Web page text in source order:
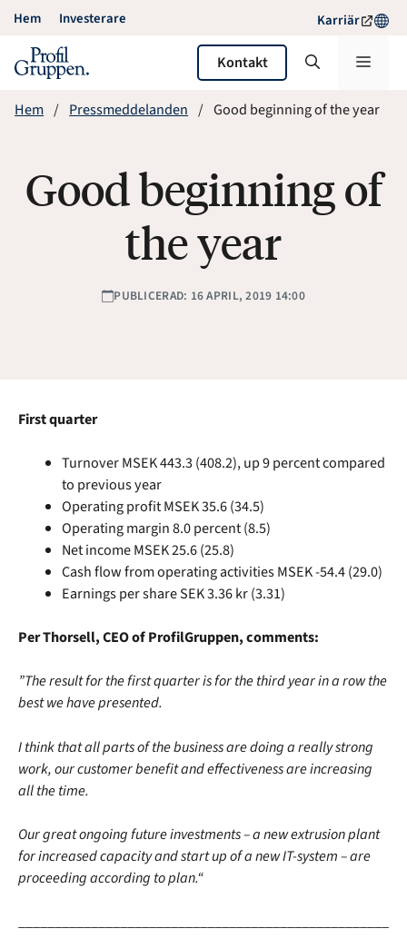
Hoppa
innehåll
Hem Investerare Karriär
Kontakt Meny
Hem Pressmeddelanden Good beginning of the year
Good beginning of
the year
PUBLICERAD: 16 APRIL, 2019 14:00
First quarter
Turnover MSEK 443.3 (408.2), up 9 percent compared
to previous year
Operating profit MSEK 35.6 (34.5)
Operating margin 8.0 percent (8.5)
Net income MSEK 25.6 (25.8)
Cash flow from operating activities MSEK -54.4 (29.0)
Earnings per share SEK 3.36 kr (3.31)
Per Thorsell, CEO of ProfilGruppen, comments:
”The result for the first quarter is for the third year in a row the
best we have presented.
I think that all parts of the business are doing a really strong
work, our customer benefit and effectiveness are increasing
all the time.
Our great ongoing future investments–a new extrusion plant
for increased capacity and start up of a new IT-system–are
proceeding according to plan.“